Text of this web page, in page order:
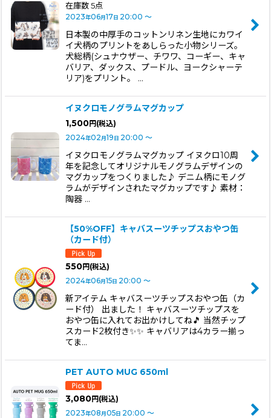
在庫数 5点
2023年06月17日 20:00 ～
日本製の中厚手のコットンリネン生地にカワイ
イ犬柄のプリントをあしらった小物シリーズ。
犬総柄(シュナウザー、チワワ、コーギー、キャ
バリア、ダックス、プードル、ヨークシャーテ
リア)をプリント。 …
イヌクロモノグラムマグカップ
1,500円 (税込)
2024年02月19 日 20:00 ～
イヌクロモノグラムマグカップ イヌクロ10周
年を記念してオリジナルモノグラムデザインの
マグカップをつくりました♪ デニム柄にモノグ
ラムがデザインされたマグカップです♪ 素材：
陶器 …
【50%OFF】キャバスーツチップスおやつ缶
（カード付）
550円 (税込)
2024年06月15日 20:00 ～
新アイテム キャバスーツチップスおやつ缶（カ
ード付） 出ました！ キャバスーツチップスを
おやつ缶に入れてお出かけしてね🎵 当然チップ
スカード2枚付き✨✨ キャバリアは4カラー揃っ
てま…
PET AUTO MUG 650ｍl
3,080円 (税込)
2023年08月05日 20:00 ～